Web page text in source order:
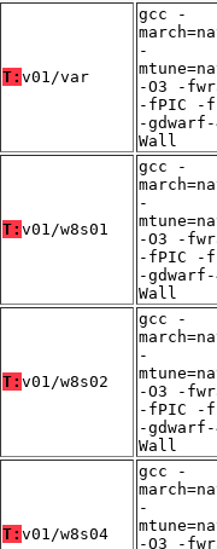
T: v01/var
gcc -
-
-O3 -
-fPIC -
-
Wall
T: v01/w8s01
gcc -
-
-O3 -
-fPIC -
-
Wall
T: v01/w8s02
gcc -
-
-O3 -
-fPIC -
-
Wall
T: v01/w8s04
gcc -
-
-O3 -